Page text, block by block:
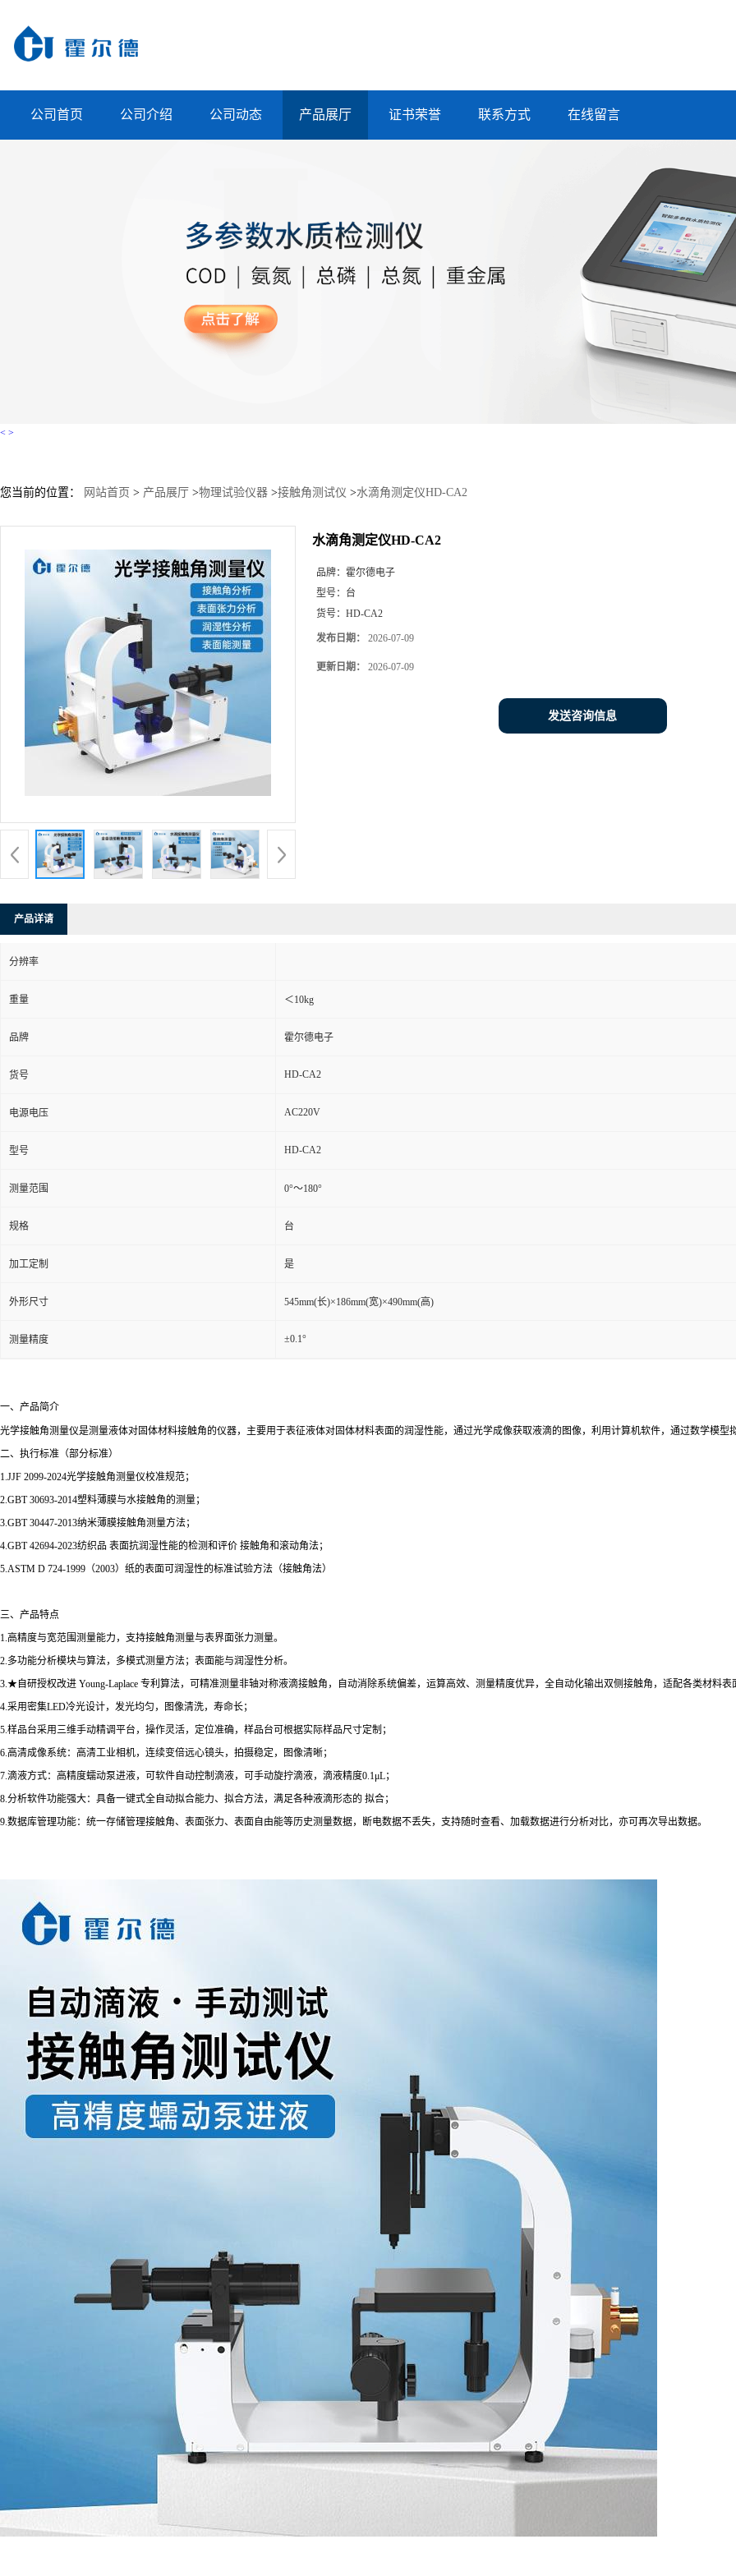
公司首页 公司介绍 公司动态 产品展厅 证书荣誉 联系方式 在线留言
< >
您当前的位置： 网站首页 > 产品展厅 >物理试验仪器 >接触角测试仪 >水滴角测定仪HD-CA2
水滴角测定仪HD-CA2
品牌： 霍尔德电子
型号： 台
货号： HD-CA2
发布日期： 2026-07-09
更新日期： 2026-07-09
发送咨询信息
产品详请
分辨率
重量 ＜10kg
品牌 霍尔德电子
货号 HD-CA2
电源电压 AC220V
型号 HD-CA2
测量范围 0°～180°
规格 台
加工定制 是
外形尺寸 545mm(长)×186mm(宽)×490mm(高)
测量精度 ±0.1°
一、产品简介
光学接触角测量仪是测量液体对固体材料接触角的仪器，主要用于表征液体对固体材料表面的润湿性能，通过光学成像获取液滴的图像，利用计算机软件，通过数学模
二、执行标准（部分标准）
1.JJF 2099-2024光学接触角测量仪校准规范；
2.GBT 30693-2014塑料薄膜与水接触角的测量；
3.GBT 30447-2013纳米薄膜接触角测量方法；
4.GBT 42694-2023纺织品 表面抗润湿性能的检测和评价 接触角和滚动角法；
5.ASTM D 724-1999（2003）纸的表面可润湿性的标准试验方法（接触角法）
三、产品特点
1.高精度与宽范围测量能力，支持接触角测量与表界面张力测量。
2.多功能分析模块与算法，多模式测量方法；表面能与润湿性分析。
3.★自研授权改进 Young-Laplace 专利算法，可精准测量非轴对称液滴接触角，自动消除系统偏差，运算高效、测量精度优异，全自动化输出双侧接触角，适配各类材料表
4.采用密集LED冷光设计，发光均匀，图像清洗，寿命长；
5.样品台采用三维手动精调平台，操作灵活，定位准确，样品台可根据实际样品尺寸定制；
6.高清成像系统：高清工业相机，连续变倍远心镜头，拍摄稳定，图像清晰；
7.滴液方式：高精度蠕动泵进液，可软件自动控制滴液，可手动旋拧滴液，滴液精度0.1μL；
8.分析软件功能强大：具备一键式全自动拟合能力、拟合方法，满足各种液滴形态的 拟合；
9.数据库管理功能：统一存储管理接触角、表面张力、表面自由能等历史测量数据，断电数据不丢失，支持随时查看、加载数据进行分析对比，亦可再次导出数据。